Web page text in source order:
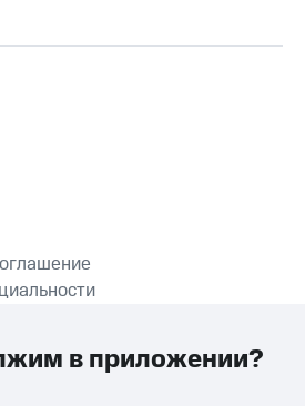
ПРИЛОЖЕНИЕ